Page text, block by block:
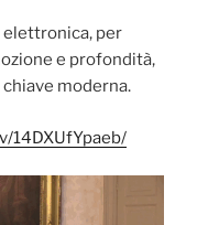
elettronica, per
e profondità,
moderna.
14DXUfYpaeb/